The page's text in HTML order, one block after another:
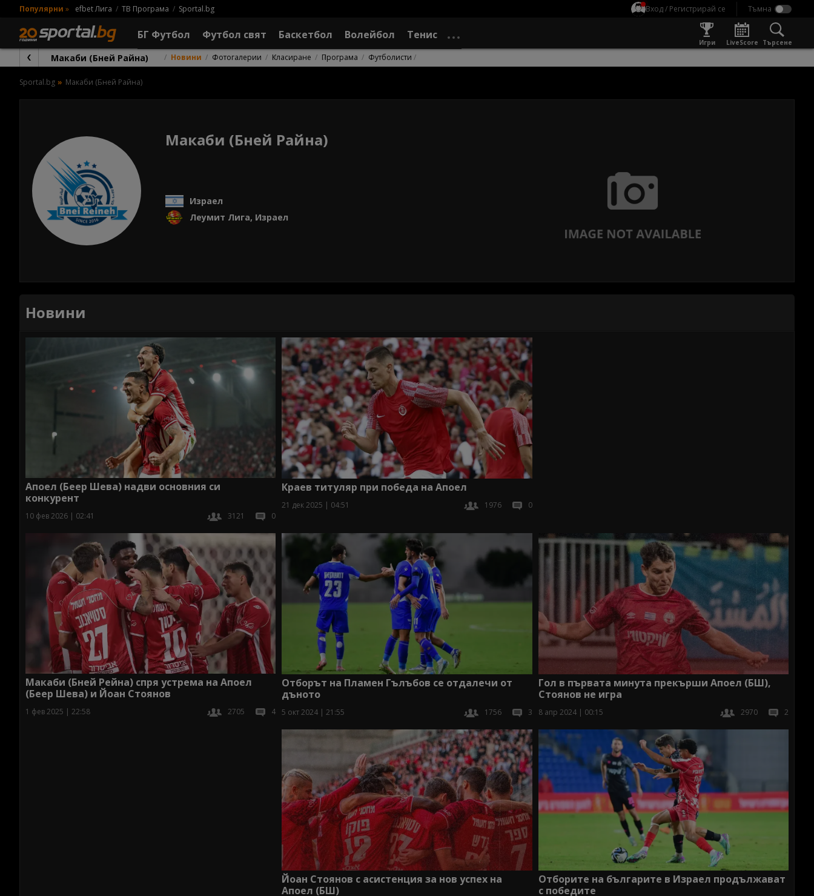
Популярни » efbet Лига ТВ Програма Sportal.bg Вход / Регистрирай се
БГ Футбол Футбол свят Баскетбол Волейбол Тенис
Игри LiveScore Търсене
Макаби (Бней Райна) Новини Фотогалерии Класиране Програма Футболисти
Sportal.bg Макаби (Бней Райна)
Макаби (Бней Райна)
Израел
Леумит Лига, Израел
Новини
Апоел (Беер Шева) надви основния си
конкурент
10 фев 2026 | 02:41 3121 0
Краев титуляр при победа на Апоел
21 дек 2025 | 04:51 1976 0
Макаби (Бней Рейна) спря устрема на Апоел
(Беер Шева) и Йоан Стоянов
1 фев 2025 | 22:58 2705 4
Отборът на Пламен Гълъбов се отдалечи от
дъното
5 окт 2024 | 21:55 1756 3
Гол в първата минута прекърши Апоел (БШ),
Стоянов не игра
8 апр 2024 | 00:15 2970 2
Йоан Стоянов с асистенция за нов успех на
Апоел (БШ)
Отборите на българите в Израел продължават
с победите